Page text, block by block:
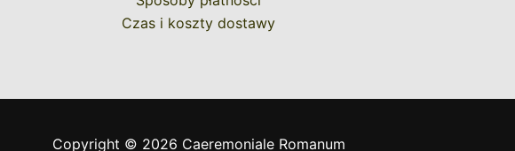
Czas i koszty dostawy
Copyright © 2026 Caeremoniale Romanum